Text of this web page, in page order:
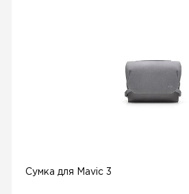
Сумка для Mavic 3